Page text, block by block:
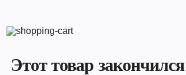
Этот товар закончился